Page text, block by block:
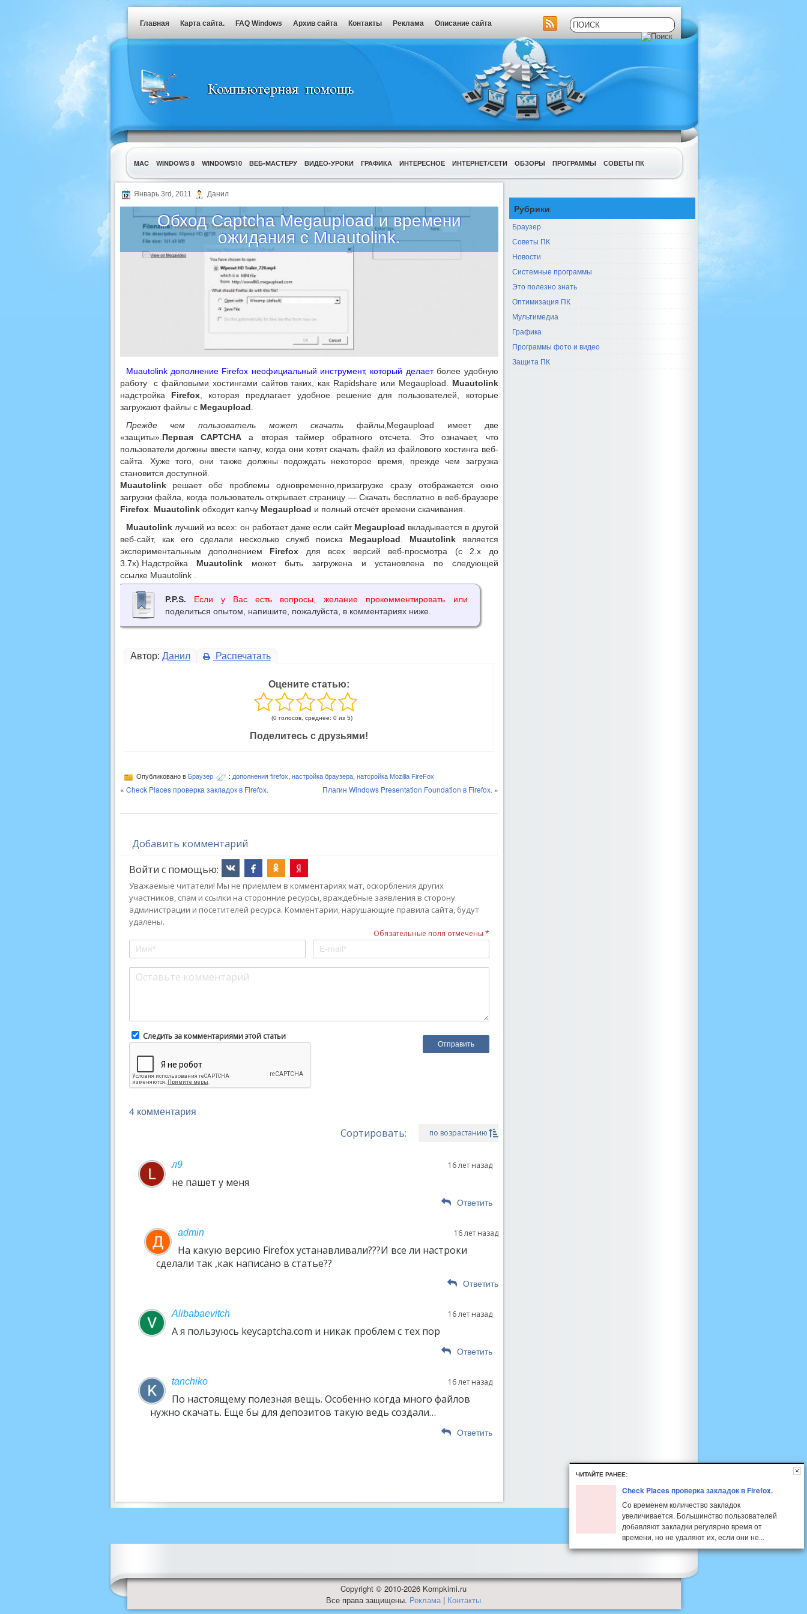
Главная Карта сайта. FAQ Windows Архив сайта Контакты Реклама Описание сайта
MAC WINDOWS 8 WINDOWS10 ВЕБ-МАСТЕРУ ВИДЕО-УРОКИ ГРАФИКА ИНТЕРЕСНОЕ ИНТЕРНЕТ/СЕТИ ОБЗОРЫ ПРОГРАММЫ СОВЕТЫ ПК
УТИЛИТЫ
Январь 3rd, 2011 Данил
Обход Captcha Megaupload и времени
ожидания с Muautolink.
Muautolink дополнение Firefox неофициальный инструмент, который делаетболее удобную
работу с файловыми хостингами сайтов таких, как Rapidshare или Megaupload. Muautolink
надстройка Firefox, которая предлагает удобное решение для пользователей, которые
загружают файлы с Megaupload
Прежде чем пользователь может скачать файлы,Megaupload имеет две
«защиты». Первая CAPTCHAа вторая таймер обратного отсчета. Это означает, что
пользователи должны ввести капчу, когда они хотят скачать файл из файлового хостинга веб-
сайта. Хуже того, они также должны подождать некоторое время, прежде чем загрузка
становится доступной.
Muautolinkрешает обе проблемы одновременно,призагрузке сразу отображается окно
загрузки файла, когда пользователь открывает страницу — Скачать бесплатно в веб-браузере
Firefox. Muautolink обходит капчу Megaupload и полный отсчёт времени скачивания.
Muautolinkлучший из всех: он работает даже если сайт Megaupload вкладывается в другой
веб-сайт, как его сделали несколько служб поиска Megaupload Muautolinkявляется
экспериментальным дополнением Firefox для всех версий веб-просмотра (с 2.x до
3.7x).Надстройка Muautolink может быть загружена и установлена по следующей
ссылке Muautolink .
P.P.S.
Если у Вас есть вопросы, желание прокомментировать или
поделиться опытом, напишите, пожалуйста, в комментариях ниже.
Автор: Данил Распечатать
Оцените статью:
(0 голосов, среднее: 0 из 5)
Поделитесь с друзьями!
Опубликовано в Браузер : дополнения firefox настройка браузера, натсройка Mozilla FireFox
« Check Places проверка закладок в Firefox. Плагин Windows Presentation Foundation в Firefox. »
Добавить комментарий
Войти с помощью:
Уважаемые читатели! Мы не приемлем в комментариях мат, оскорбления других
участников, спам и ссылки на сторонние ресурсы, враждебные заявления в сторону
администрации и посетителей ресурса. Комментарии, нарушающие правила сайта, будут
удалены.
Обязательные поля отмечены *
Следить за комментариями этой статьи
4 комментария
Сортировать: по возрастанию
л9 16 лет назад
не пашет у меня
Ответить
admin 16 лет назад
На какую версию Firefox устанавливали???И все ли настроки
сделали так ,как написано в статье??
Ответить
Alibabaevitch 16 лет назад
А я пользуюсь keycaptcha.com и никак проблем с тех пор
Ответить
tanchiko 16 лет назад
По настоящему полезная вещь. Особенно когда много файлов
нужно скачать. Еще бы для депозитов такую ведь создали…
Ответить
Рубрики
Браузер
Советы ПК
Новости
Системные программы
Это полезно знать
Оптимизация ПК
Мультимедиа
Графика
Программы фото и видео
Защита ПК
Copyright © 2010-2026 Kompkimi.ru
Все права защищены. Реклама| Контакты
ЧИТАЙТЕ РАНЕЕ:
Check Places проверка закладок в Firefox.
Со временем количество закладок
увеличивается. Большинство пользователей
добавляют закладки регулярно время от
времени, но не удаляют их, если они не...